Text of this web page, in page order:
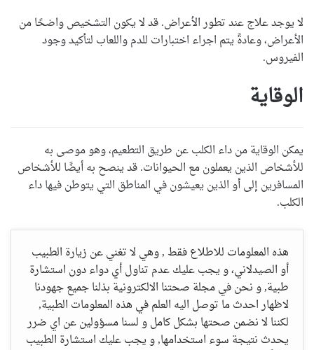
لا يوجد علاج عند تطور الأعراض. قد لا يكون التشخيص واضحًا من
الأعراض، وعادةً يتم اجراء اختبارات للدم واللعاب لتأكيد وجود
الفيروس.
الوقاية
يمكن الوقاية من داء الكلب عن طريق التطعيم، وهو موصى به
للأشخاص الذين يعملون مع الحيوانات. قد ينصح به أيضًا للأشخاص
المسافرين إلى أو الذين يعيشون في المناطق التي يتوطن فيها داء
الكلب.
هذه المعلومات للاطلاع فقط , وهي لا تغني عن زيارة الطبيب
أو الصيدلاني، و يجب عليك عدم تناول أي دواء دون استشارة
طبية, و نحن في مجلة صحتنا الالكترونية بذلنا جميع جهودنا
لاظهار احدث ما توصل اليه العلم في هذه المعلومات الطبية,
لكننا لا نضمن صحتها بشكل كامل و لسنا مسؤولين عن اي ضرر
يحدث نتيجة سوء استخدامها, و يجب عليك استشارة الطبيب